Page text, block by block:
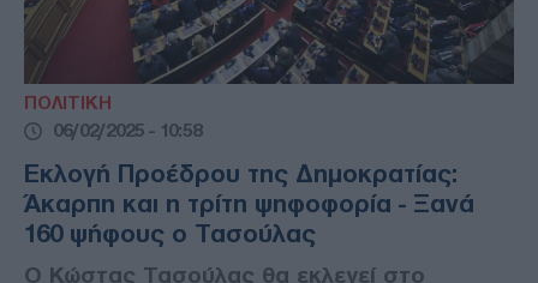
ΠΟΛΙΤΙΚΗ
06/02/2025 - 10:58
Εκλογή Προέδρου της Δημοκρατίας:
Άκαρπη και η τρίτη ψηφοφορία - Ξανά
160 ψήφους ο Τασούλας
Ο Κώστας Τασούλας θα εκλεγεί στο